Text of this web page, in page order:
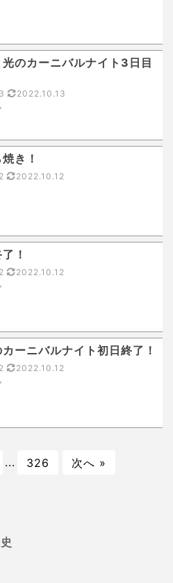
のカーニバルナイト3日目
2022.10.13
き！
2022.10.12
！
2022.10.12
ーニバルナイト初日終了！
2022.10.12
... 326 次へ »